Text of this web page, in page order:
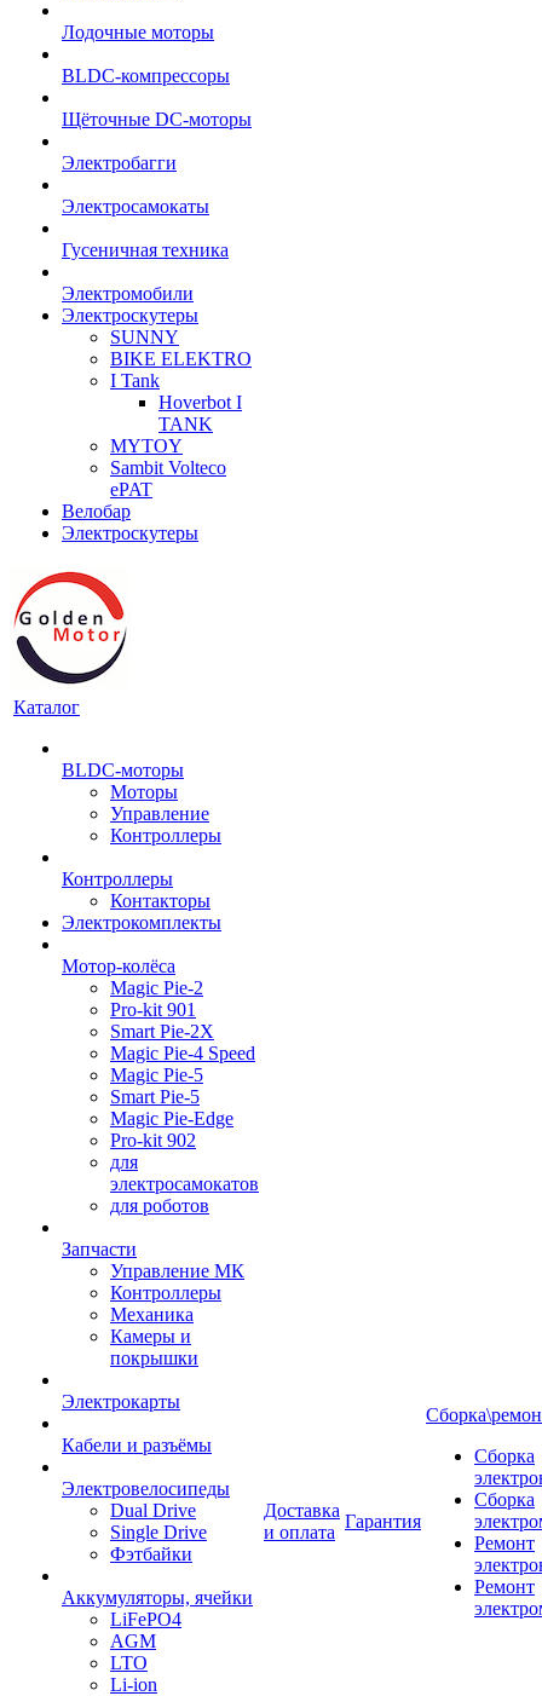
Лодочные моторы
BLDC-компрессоры
Щёточные DC-моторы
Электробагги
Электросамокаты
Гусеничная техника
Электромобили
Электроскутеры
SUNNY
BIKE ELEKTRO
I Tank
Hoverbot I
TANK
MYTOY
Sambit Volteco
ePAT
Велобар
Электроскутеры
Каталог
BLDC-моторы
Моторы
Управление
Контроллеры
Контроллеры
Контакторы
Электрокомплекты
Мотор-колёса
Magic Pie-2
Pro-kit 901
Smart Pie-2X
Magic Pie-4 Speed
Magic Pie-5
Smart Pie-5
Magic Pie-Edge
Pro-kit 902
для
электросамокатов
для роботов
Запчасти
Управление МК
Контроллеры
Механика
Камеры и
покрышки
Электрокарты
Кабели и разъёмы
Электровелосипеды
Dual Drive
Single Drive
Фэтбайки
Аккумуляторы, ячейки
LiFePO4
AGM
LTO
Li-ion
Доставка
и оплата
Гарантия
Сборка
Сборка
Ремонт
Ремонт